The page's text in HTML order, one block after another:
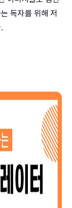
독자를 위해 저